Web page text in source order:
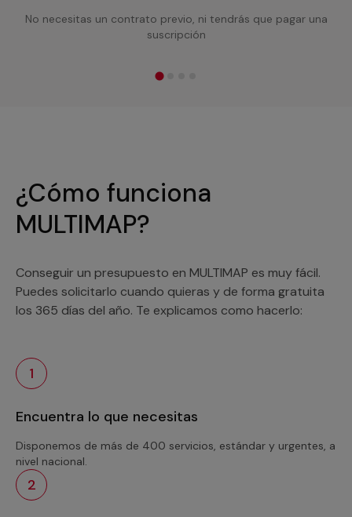
No necesitas un contrato previo, ni tendrás que pagar una
suscripción
¿Cómo funciona
MULTIMAP?
Conseguir un presupuesto en MULTIMAP es muy fácil.
Puedes solicitarlo cuando quieras y de forma gratuita
los 365 días del año. Te explicamos como hacerlo:
1
Encuentra lo que necesitas
Disponemos de más de 400 servicios, estándar y urgentes, a
nivel nacional.
2